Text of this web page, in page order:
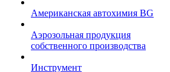
Американская автохимия BG
Аэрозольная продукция
собственного производства
Инструмент